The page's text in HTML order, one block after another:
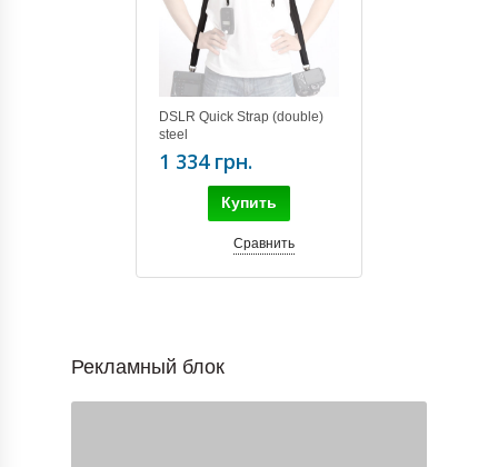
DSLR Quick Strap (double)
steel
1 334 грн.
Купить
Сравнить
Рекламный блок